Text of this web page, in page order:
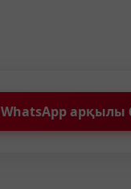
WhatsApp арқылы